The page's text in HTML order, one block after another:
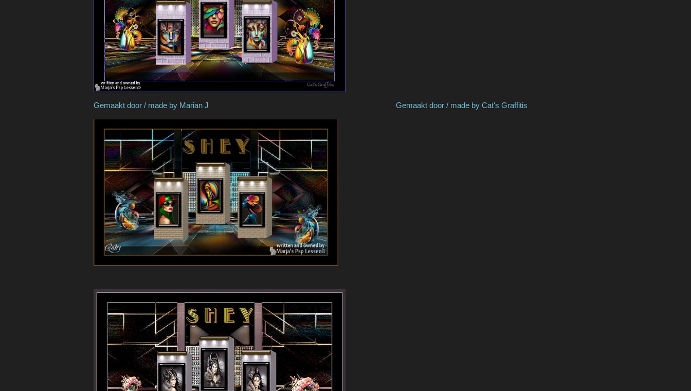
Gemaakt door / made by Marian J Gemaakt door / made by Cat's Graffitis